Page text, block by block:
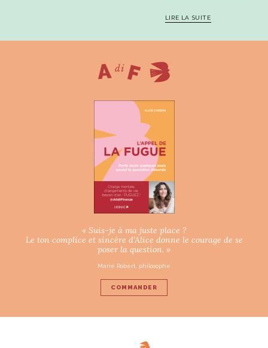
LIRE LA SUITE
« Suis-je à ma juste place ?
Le ton complice et sincère d’Alice donne le courage de se
poser la question. »
Marie Robert, philosophe
COMMANDER